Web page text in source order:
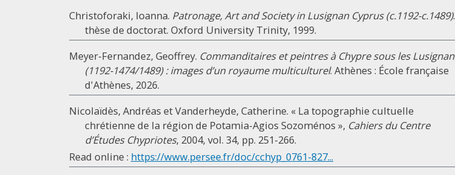
Christoforaki, Ioanna. Patronage, Art and Society in Lusignan Cyprus (c.1192-c.1489).
thèse de doctorat. Oxford University Trinity, 1999.
Meyer-Fernandez, Geoffrey. Commanditaires et peintres à Chypre sous les Lusignan
(1192-1474/1489) : images d’un royaume multiculturel. Athènes : École française
d'Athènes, 2026.
Nicolaïdès, Andréas et Vanderheyde, Catherine. « La topographie cultuelle
chrétienne de la région de Potamia-Agios Sozoménos », Cahiers du Centre
d’Études Chypriotes, 2004, vol. 34, pp. 251-266.
Read online : https://www.persee.fr/doc/cchyp_0761-827...